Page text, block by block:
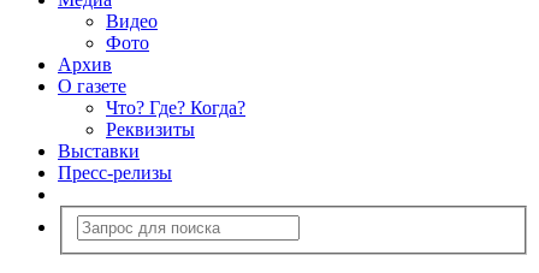
Видео
Фото
Архив
О газете
Что? Где? Когда?
Реквизиты
Выставки
Пресс-релизы